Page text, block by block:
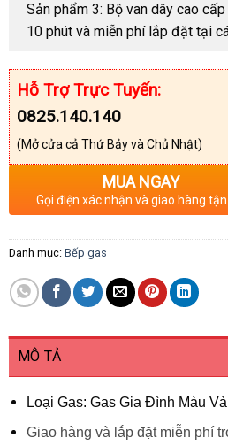
Sản phẩm 3: Bộ van dây cao
10 phút và miễn phí lắp đặt tại
Hỗ Trợ Trực Tuyến:
0825.140.140
(Mở cửa cả Thứ Bảy và Chủ Nhật)
MUA NGAY
Gọi điện xác nhận và giao hàng
Danh mục: Bếp gas
MÔ TẢ
Loại Gas: Gas Gia Đình Màu
Giao hàng và lắp đặt miễn phí